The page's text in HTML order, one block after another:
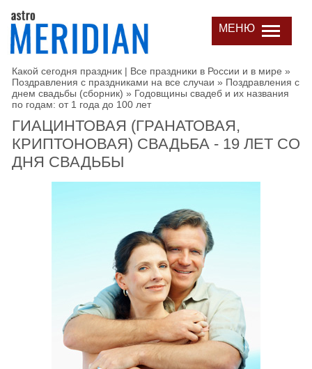
МЕНЮ
Какой сегодня праздник | Все праздники в России и в мире »
Поздравления с праздниками на все случаи » Поздравления с
днем свадьбы (сборник) » Годовщины свадеб и их названия
по годам: от 1 года до 100 лет
ГИАЦИНТОВАЯ (ГРАНАТОВАЯ,
КРИПТОНОВАЯ) СВАДЬБА - 19 ЛЕТ СО
ДНЯ СВАДЬБЫ